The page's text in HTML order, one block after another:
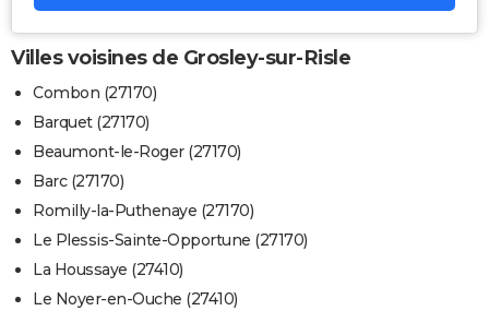
Villes voisines de Grosley-sur-Risle
Combon (27170)
Barquet (27170)
Beaumont-le-Roger (27170)
Barc (27170)
Romilly-la-Puthenaye (27170)
Le Plessis-Sainte-Opportune (27170)
La Houssaye (27410)
Le Noyer-en-Ouche (27410)